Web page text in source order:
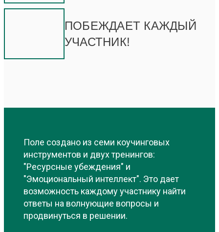
ПОБЕЖДАЕТ КАЖДЫЙ
УЧАСТНИК!
Поле создано из семи коучинговых
инструментов и двух тренингов:
"Ресурсные убеждения" и
"Эмоциональный интеллект". Это дает
возможность каждому участнику найти
ответы на волнующие вопросы и
продвинуться в решении.